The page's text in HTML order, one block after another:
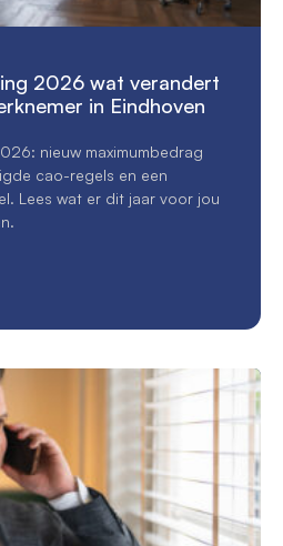
2026 wat verandert
in Eindhoven
nieuw maximumbedrag
cao-regels en een
Lees wat er dit jaar voor jou